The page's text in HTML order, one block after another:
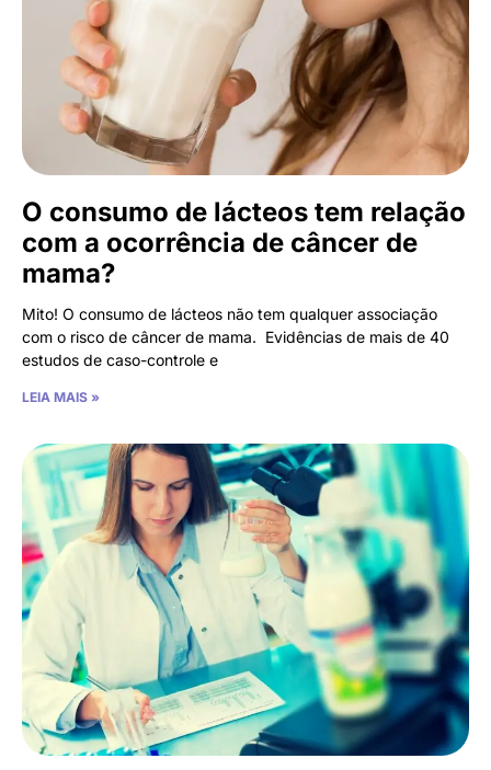
O consumo de lácteos tem relação
com a ocorrência de câncer de
mama?
Mito! O consumo de lácteos não tem qualquer associação
com o risco de câncer de mama. Evidências de mais de 40
estudos de caso-controle e
LEIA MAIS »